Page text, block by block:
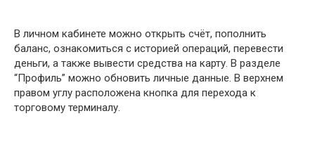
В личном кабинете можно открыть счёт, пополнить
баланс, ознакомиться с историей операций, перевести
деньги, а также вывести средства на карту. В разделе
“Профиль” можно обновить личные данные. В верхнем
правом углу расположена кнопка для перехода к
торговому терминалу.